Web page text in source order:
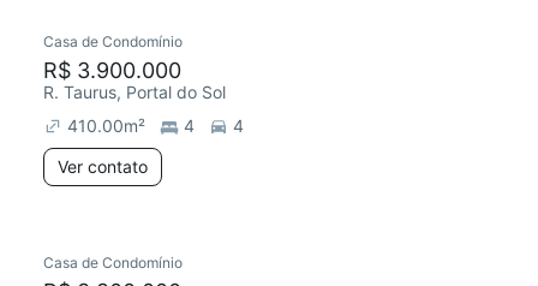
Casa de Condomínio
R$ 3.900.000
R. Taurus, Portal do Sol
410.00m² 4
4
Ver contato
Casa de Condomínio